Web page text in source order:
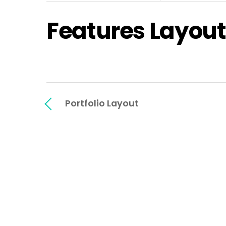
Features Layout
Portfolio Layout